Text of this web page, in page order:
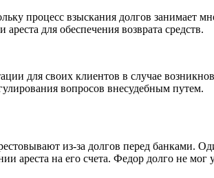
процесс взыскания долгов
для обеспечения возврата средств.
для своих клиентов в случае
вопросов внесудебным путем.
из-за долгов перед банками.
на его счета. Федор долго не мог